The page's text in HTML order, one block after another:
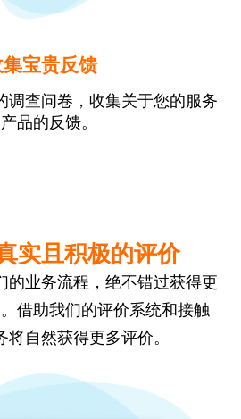
宝贵反馈
调查问卷，收集关于您的服务
品的反馈。
实且积极的评价
的业务流程，绝不错过获得更
借助我们的评价系统和接触
将自然获得更多评价。